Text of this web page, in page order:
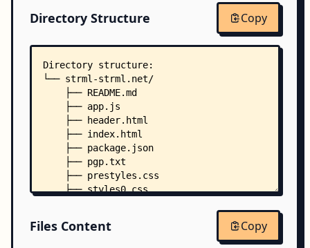
Directory Structure Copy
Directory structure:
└── strml-strml.net/
    ├── README.md
    ├── app.js
    ├── header.html
    ├── index.html
    ├── package.json
    ├── pgp.txt
    ├── prestyles.css
    ├── styles0.css
    ├── styles3.css
Files Content Copy